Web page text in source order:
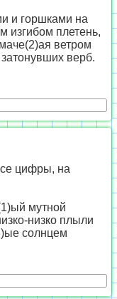
и горшками на
изгибом плетень,
ветром
верб.
цифры, на
мутной
низко плыли
солнцем